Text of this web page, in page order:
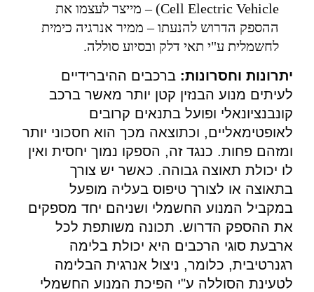
Cell Electric Vehicle) – מייצר לעצמו את
ההספק הדרוש להנעתו – ממיר אנרגיה כימית
לחשמלית ע"י תאי דלק ובסיוע סוללה.
יתרונות וחסרונות: ברכבים ההיברידיים
לעיתים מנוע הבנזין קטן יותר מאשר ברכב
קונבנציונאלי ופועל בתנאים קרובים
לאופטימאליים, וכתוצאה מכך הוא חסכוני יותר
ומזהם פחות. כנגד זה, הספקו נמוך יחסית ואין
לו יכולת תאוצה גבוהה. כאשר יש צורך
בתאוצה או לצורך טיפוס בעליה מופעל
במקביל המנוע החשמלי ושניהם יחד מספקים
את ההספק הדרוש. תכונה משותפת לכל
ארבעת סוגי הרכבים היא יכולת בלימה
רגנרטיבית, כלומר, ניצול אנרגית הבלימה
לטעינת הסוללה ע"י הפיכת המנוע החשמלי